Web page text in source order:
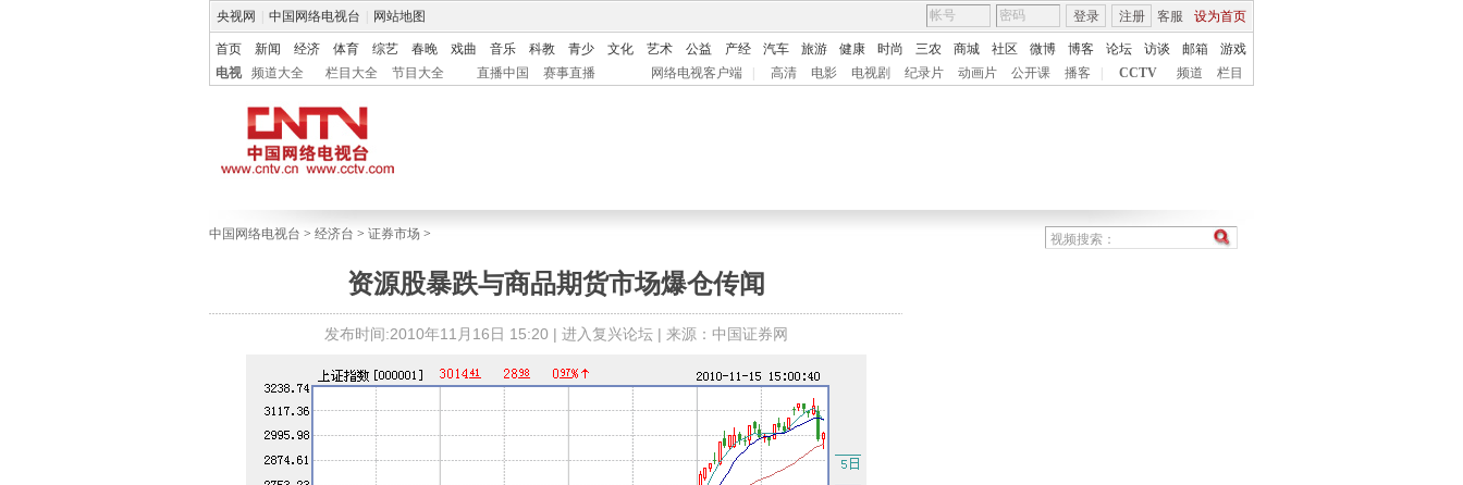
央视网 中国网络电视台 网站地图 客服 设为首页
登录 注册
首页 新闻 经济 体育 综艺 春晚 戏曲 音乐 科教 青少 文化 艺术 公益 产经 汽车 旅游 健康 时尚 三农 商城 社区 微博 博客 论坛 访谈 邮箱
游戏
电视
频道大全 栏目大全 节目大全 直播中国 赛事直播 网络电视客户端 高清 电影 电视剧 纪录片 动画片 公开课 播客 CCTV 频道 栏目
中国网络电视台 > 经济台 > 证券市场 >
资源股暴跌与商品期货市场爆仓传闻
发布时间:2010年11月16日 15:20 | 进入复兴论坛| 来源：中国证券网